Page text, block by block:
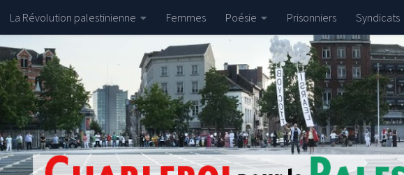
Skip to content
La Révolution palestinienne Femmes Poésie Prisonniers Syndicats